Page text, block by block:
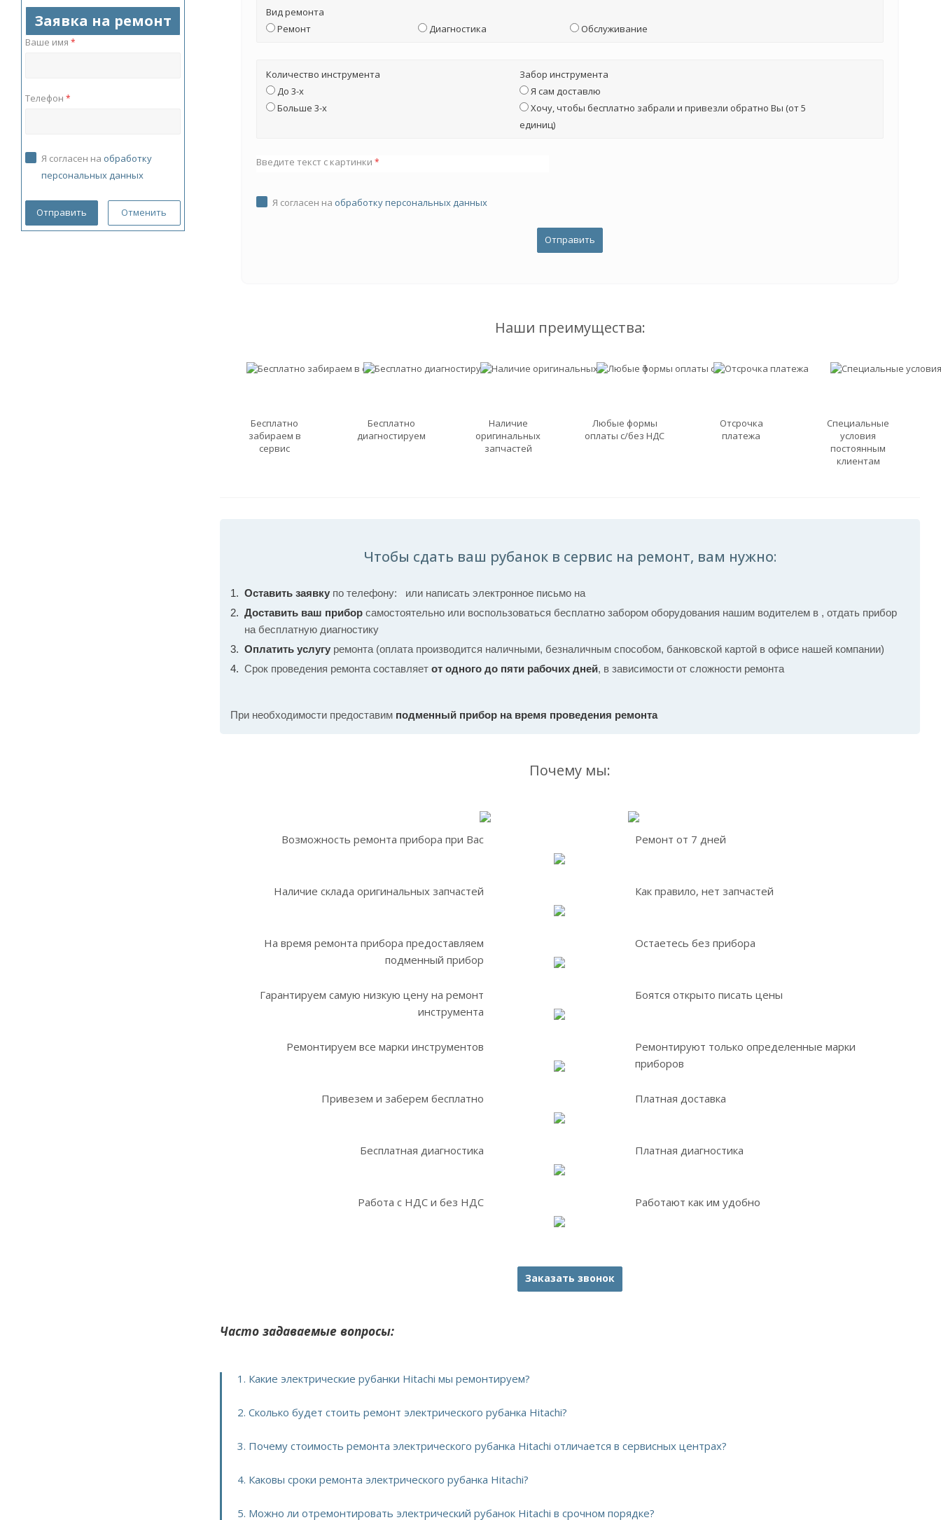
Вид ремонта
Ремонт
Диагностика Обслуживание
Количество инструмента
До 3-х
Больше 3-х
Забор инструмента
Я сам доставлю
Хочу, чтобы бесплатно забрали и привезли обратно Вы (от 5
единиц)
Введите текст с картинки *
Я согласен на обработку персональных данных
Наши преимущества:
Бесплатно
забираем в
сервис
Бесплатно
диагностируем
Наличие
оригинальных
запчастей
Любые формы
оплаты с/без НДС
Отсрочка
платежа
Специальные
условия
постоянным
клиентам
Чтобы сдать ваш рубанок в сервис на ремонт, вам нужно:
Оставить заявку по телефону:
или написать электронное письмо на
Доставить ваш прибор самостоятельно или воспользоваться бесплатно забором оборудования нашим водителем в , отдать прибор
на бесплатную диагностику
Оплатить услугу ремонта (оплата производится наличными, безналичным способом, банковской картой в офисе нашей компании)
Срок проведения ремонта составляет от одного до пяти рабочих дней, в зависимости от сложности ремонта
При необходимости предоставим подменный прибор на время проведения ремонта
Почему мы:
Возможность ремонта прибора при Вас
Наличие склада оригинальных запчастей
На время ремонта прибора предоставляем
подменный прибор
Гарантируем самую низкую цену на ремонт
инструмента
Ремонтируем все марки инструментов
Привезем и заберем бесплатно
Бесплатная диагностика
Работа с НДС и без НДС
Ремонт от 7 дней
Как правило, нет запчастей
Остаетесь без прибора
Боятся открыто писать цены
Ремонтируют только определенные марки
приборов
Платная доставка
Платная диагностика
Работают как им удобно
Заказать звонок
Часто задаваемые вопросы:
1. Какие электрические рубанки Hitachi мы ремонтируем?
2. Сколько будет стоить ремонт электрического рубанка Hitachi?
3. Почему стоимость ремонта электрического рубанка Hitachi отличается в сервисных центрах?
4. Каковы сроки ремонта электрического рубанка Hitachi?
5. Можно ли отремонтировать электрический рубанок Hitachi в срочном порядке?
Заявка на ремонт
Ваше имя *
Телефон *
Я согласен на обработку
персональных данных
Отменить